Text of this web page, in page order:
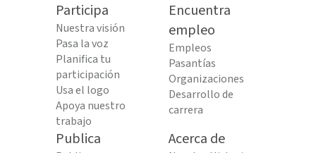
Participa
Nuestra visión
Pasa la voz
Planifica tu
participación
Usa el logo
Apoya nuestro
trabajo
Encuentra
empleo
Empleos
Pasantías
Organizaciones
Desarrollo de
carrera
Publica Acerca de